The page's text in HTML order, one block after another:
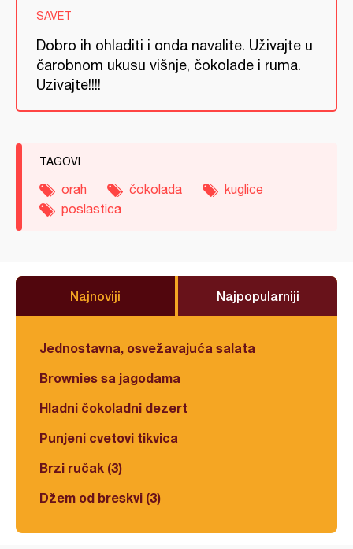
SAVET
Dobro ih ohladiti i onda navalite. Uživajte u
čarobnom ukusu višnje, čokolade i ruma.
Uzivajte!!!!
TAGOVI
orah čokolada
kuglice
poslastica
Najnoviji Najpopularniji
Jednostavna, osvežavajuća salata
Brownies sa jagodama
Hladni čokoladni dezert
Punjeni cvetovi tikvica
Brzi ručak (3)
Džem od breskvi (3)